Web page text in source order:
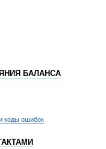
БАЛАНСА
коды ошибок